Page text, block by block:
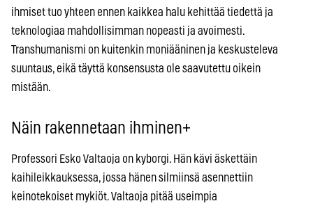
ihmiset tuo yhteen ennen kaikkea halu kehittää tiedettä ja
teknologiaa mahdollisimman nopeasti ja avoimesti.
Transhumanismi on kuitenkin moniääninen ja keskusteleva
suuntaus, eikä täyttä konsensusta ole saavutettu oikein
mistään.
Näin rakennetaan ihminen+
Professori Esko Valtaoja on kyborgi. Hän kävi äskettäin
kaihileikkauksessa, jossa hänen silmiinsä asennettiin
keinotekoiset mykiöt. Valtaoja pitää useimpia